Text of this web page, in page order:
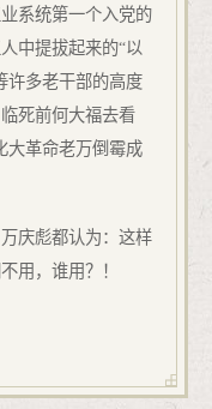
系统第一个入党的
中提拔起来的“以
许多老干部的高度
死前何大福去看
大革命老万倒霉成
庆彪都认为：这样
用，谁用？！